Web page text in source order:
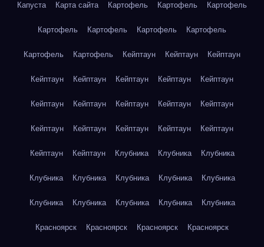
Капуста Карта сайта Картофель Картофель Картофель
Картофель Картофель Картофель Картофель
Картофель Картофель Кейптаун Кейптаун Кейптаун
Кейптаун Кейптаун Кейптаун Кейптаун Кейптаун
Кейптаун Кейптаун Кейптаун Кейптаун Кейптаун
Кейптаун Кейптаун Кейптаун Кейптаун Кейптаун
Кейптаун Кейптаун Клубника Клубника Клубника
Клубника Клубника Клубника Клубника Клубника
Клубника Клубника Клубника Клубника Клубника
Красноярск Красноярск Красноярск Красноярск